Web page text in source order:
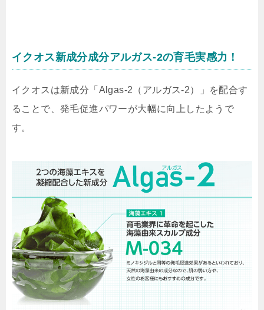
イクオス新成分成分アルガス-2の育毛実感力！
イクオスは新成分「Algas-2（アルガス-2）」を配合す
ることで、発毛促進パワーが大幅に向上したようで
す。